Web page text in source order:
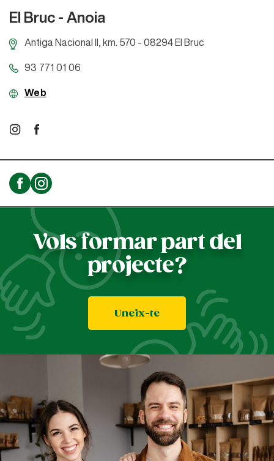
El Bruc - Anoia
Antiga Nacional ll, km. 570 - 08294 El Bruc
93 771 01 06
Web
Vols formar part del
projecte?
Uneix-te